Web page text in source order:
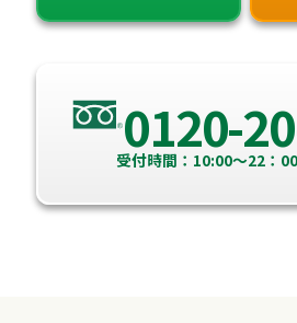
0120-
受付時間：10:00～22：